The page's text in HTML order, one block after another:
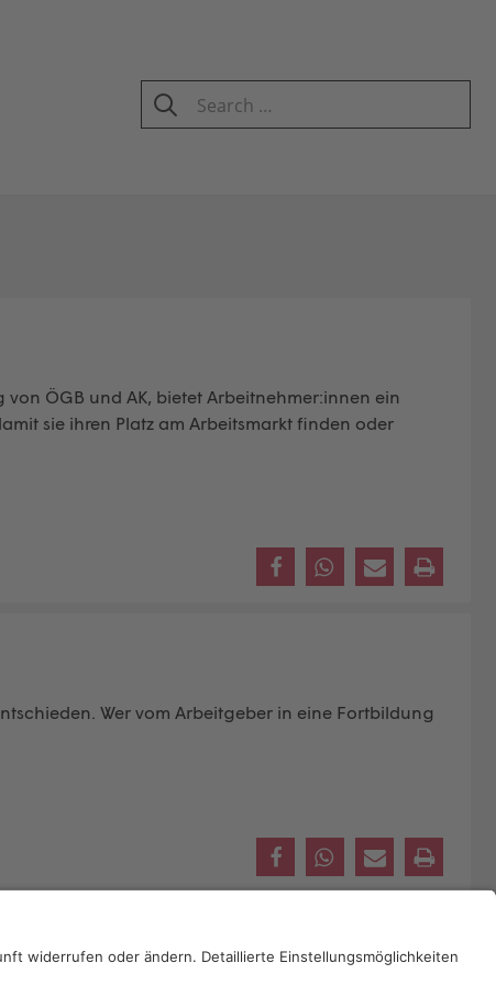
SEARCH
Search
for:
ÖGB und AK, bietet Arbeitnehmer:innen ein
sie ihren Platz am Arbeitsmarkt finden oder
Wer vom Arbeitgeber in eine Fortbildung